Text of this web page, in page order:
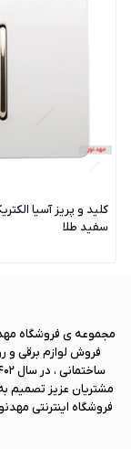
کلید و پریز آسیا
سفید طلا
مجموعه ی فروشگاه
فروش لوازم برقی و
مشتریان عزیز تصمیم
فروشگاه اینترنتی مهد